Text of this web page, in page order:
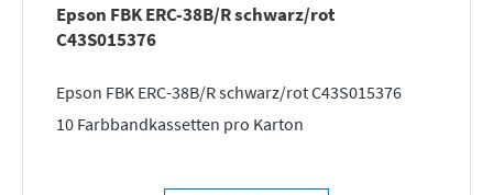
Epson FBK ERC-38B/R schwarz/rot
C43S015376
Epson FBK ERC-38B/R schwarz/rot C43S015376
10 Farbbandkassetten pro Karton